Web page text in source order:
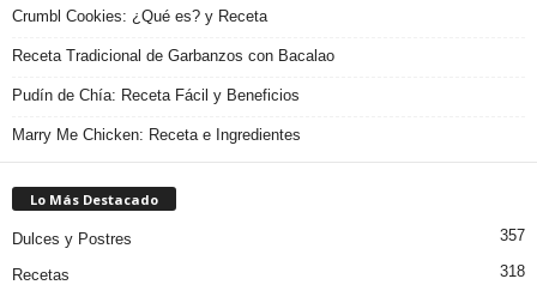
Crumbl Cookies: ¿Qué es? y Receta
Receta Tradicional de Garbanzos con Bacalao
Pudín de Chía: Receta Fácil y Beneficios
Marry Me Chicken: Receta e Ingredientes
Lo Más Destacado
Dulces y Postres 357
Recetas 318